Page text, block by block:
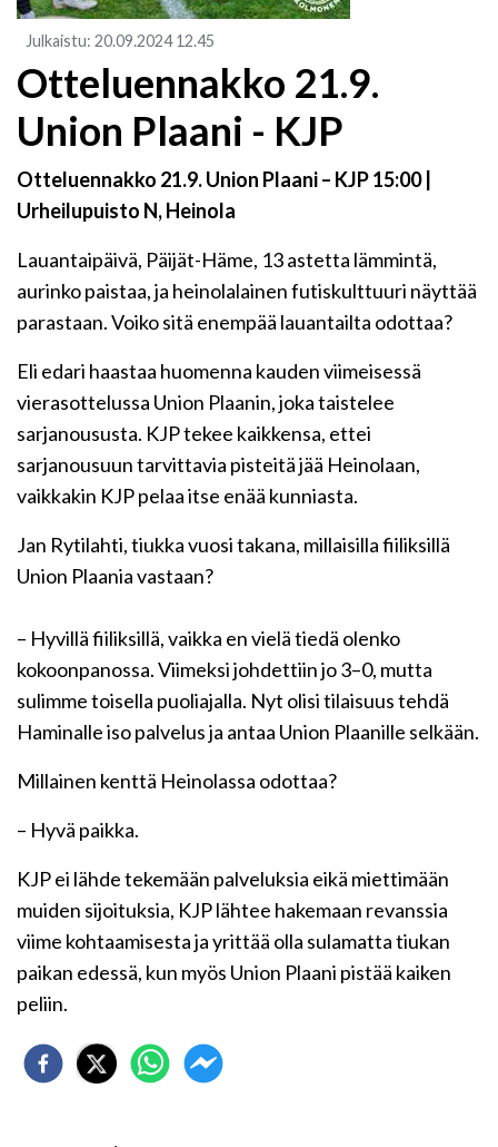
Julkaistu: 20.09.2024 12.45
Otteluennakko 21.9.
Union Plaani - KJP
Otteluennakko 21.9. Union Plaani – KJP15:00 |
Urheilupuisto N, Heinola
Lauantaipäivä, Päijät-Häme, 13 astetta lämmintä,
aurinko paistaa, ja heinolalainen futiskulttuuri näyttää
parastaan. Voiko sitä enempää lauantailta odottaa?
Eli edari haastaa huomenna kauden viimeisessä
vierasottelussa Union Plaanin, joka taistelee
sarjanoususta. KJP tekee kaikkensa, ettei
sarjanousuun tarvittavia pisteitä jää Heinolaan,
vaikkakin KJP pelaa itse enää kunniasta.
Jan Rytilahti, tiukka vuosi takana, millaisilla fiiliksillä
Union Plaania vastaan?
– Hyvillä fiiliksillä, vaikka en vielä tiedä olenko
kokoonpanossa. Viimeksi johdettiin jo 3–0, mutta
sulimme toisella puoliajalla. Nyt olisi tilaisuus tehdä
Haminalle iso palvelus ja antaa Union Plaanille selkään.
Millainen kenttä Heinolassa odottaa?
– Hyvä paikka.
KJP ei lähde tekemään palveluksia eikä miettimään
muiden sijoituksia, KJP lähtee hakemaan revanssia
viime kohtaamisesta ja yrittää olla sulamatta tiukan
paikan edessä, kun myös Union Plaani pistää kaiken
peliin.